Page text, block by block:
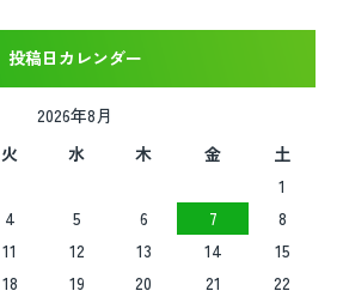
投稿日カレンダー
2026年8月
火 水 木 金 土
1
4 5 6 7
8
11 12 13 14
15
18 19 20 21
22